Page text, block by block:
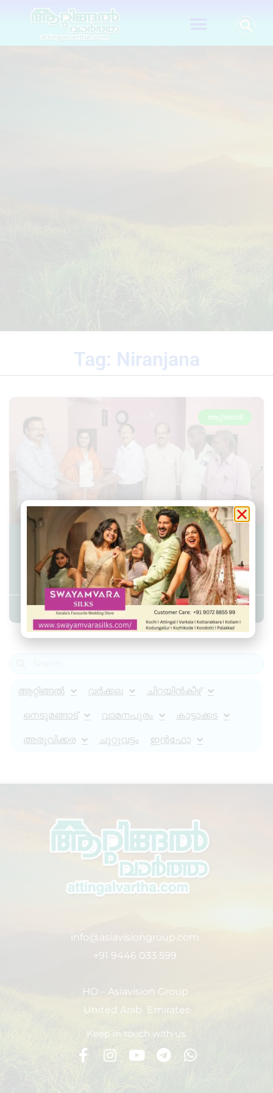
Tag: Niranjana
ആറ്റിങ്ങൽ
നിരഞ്ജനയ്ക്ക് കിളിമാനൂർ
ഫ്രാക്കിൻ്റെ അനുമോദനം
Admin YS June 10, 2026 1:41 pm
ആറ്റിങ്ങൽ വർക്കല ചിറയിൻകീഴ്
നെടുമങ്ങാട് വാമനപുരം കാട്ടാക്കട
അരുവിക്കര ചുറ്റുവട്ടം ഇൻഫോ
info@asiavisiongroup.com
+91 9446 033 599
HO – Asiavision Group
United Arab Emirates
Keep in touch with us.